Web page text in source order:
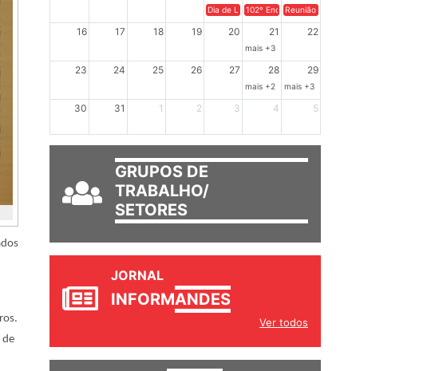
de
Dia de Luta em Defesa de Cuba e da Soberania dos
102º Encontro da Regional Leste, “Em terra
Reunião GTPE.
16 17 18 19 20 21 22
mais +3
23 24 25 26 27 28 29
mais +2 mais +3
30 31 1 2 3 4 5
GRUPOS DE
TRABALHO/
SETORES
JORNAL
INFORMANDES
Ver todos